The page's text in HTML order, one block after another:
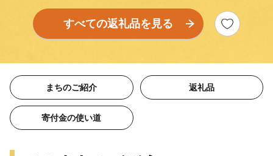
すべての返礼品を見る
まちのご紹介 返礼品
寄付金の使い道